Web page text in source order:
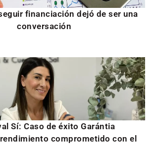
financiación dejó de ser una
conversación
Sí: Caso de éxito Garántia
comprometido con el